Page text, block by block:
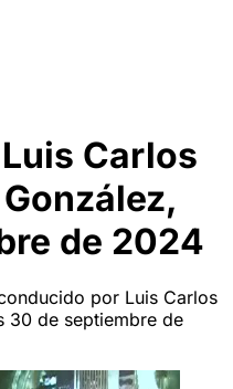
Carlos
de 2024
por Luis Carlos
30 de septiembre de